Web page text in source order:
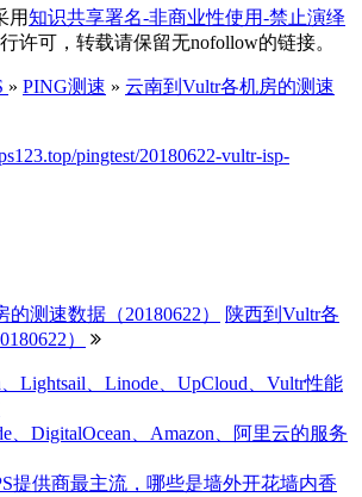
用知识共享署名-非商业性使用-禁止演绎
许可，转载请保留无nofollow的链接。
» PING测速 » 云南到Vultr各机房的测速
pingtest/20180622-vultr-isp-
测速数据（20180622）
陕西到Vultr各
）
Lightsail、Linode、UpCloud、Vultr性能
、DigitalOcean、Amazon、阿里云的服务
提供商最主流，哪些是墙外开花墙内香